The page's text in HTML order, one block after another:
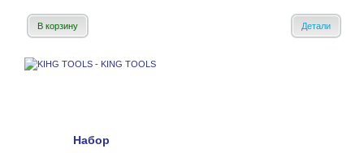
В корзину Детали
Набор